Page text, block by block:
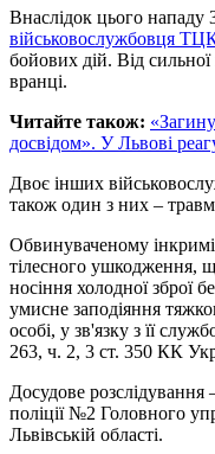
Внаслідок цього нападу
військовослужбовця
бойових дій. Від
вранці.
Читайте також:
досвідом». У Львові
Двоє інших
також один з них –
Обвинуваченому
тілесного ушкодження,
носіння холодної зброї
умисне заподіяння
особі, у зв'язку з її
263, ч. 2, 3 ст. 350 КК
Досудове
поліції №2 Головного
Львівській області.